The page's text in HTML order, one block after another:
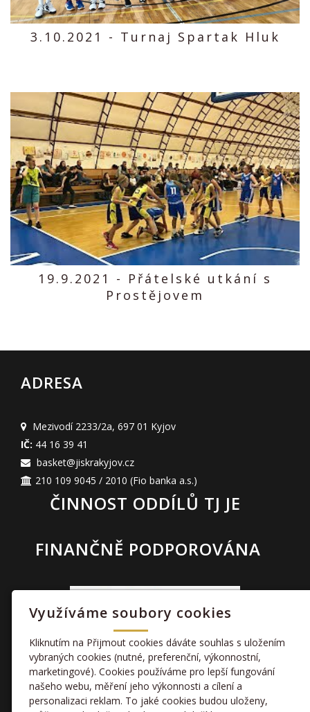
3.10.2021 - Turnaj Spartak Hluk
19.9.2021 - Přátelské utkání s
Prostějovem
ADRESA
Mezivodí 2233/2a, 697 01 Kyjov
IČ: 44 16 39 41
basket@jiskrakyjov.cz
210 109 9045 / 2010 (Fio banka a.s.)
ČINNOST ODDÍLŮ TJ JE
FINANČNĚ PODPOROVÁNA
TAKÉ NÁS NAJDETE
Využíváme soubory cookies
Kliknutím na Přijmout cookies dáváte souhlas s uložením
vybraných cookies (nutné, preferenční, výkonnostní,
marketingové). Cookies používáme pro lepší fungování
našeho webu, měření jeho výkonnosti a cílení a
personalizaci reklam. To jaké cookies budou uloženy,